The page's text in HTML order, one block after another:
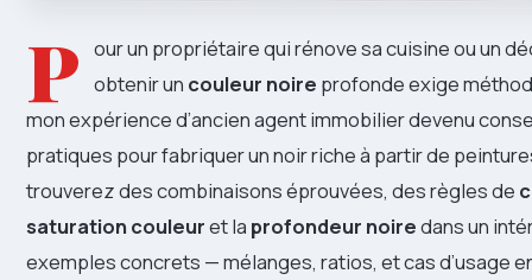
P our un propriétaire qui rénove sa cuisine ou un
obtenir un couleur noire profonde exige
mon expérience d’ancien agent immobilier devenu
pratiques pour fabriquer un noir riche à partir de
trouverez des combinaisons éprouvées, des règles de
saturation couleuret la profondeur noiredans un
exemples concrets — mélanges, ratios, et cas d’usage